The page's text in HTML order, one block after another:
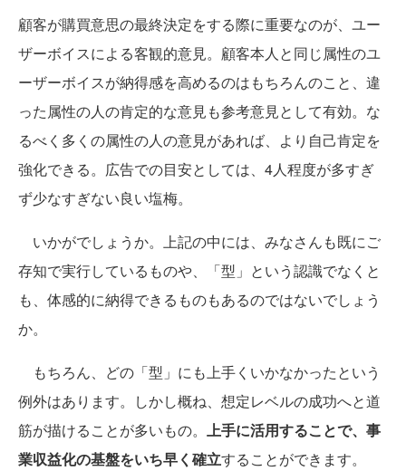
顧客が購買意思の最終決定をする際に重要なのが、ユー
ザーボイスによる客観的意見。顧客本人と同じ属性のユ
ーザーボイスが納得感を高めるのはもちろんのこと、違
った属性の人の肯定的な意見も参考意見として有効。な
るべく多くの属性の人の意見があれば、より自己肯定を
強化できる。広告での目安としては、4人程度が多すぎ
ず少なすぎない良い塩梅。
いかがでしょうか。上記の中には、みなさんも既にご
存知で実行しているものや、「型」という認識でなくと
も、体感的に納得できるものもあるのではないでしょう
か。
もちろん、どの「型」にも上手くいかなかったという
例外はあります。しかし概ね、想定レベルの成功へと道
筋が描けることが多いもの。 上手に活用することで、事
業収益化の基盤をいち早く確立することができます。